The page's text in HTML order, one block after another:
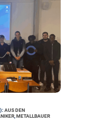
AUS DEN
,METALLBAUER